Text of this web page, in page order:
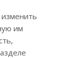
им